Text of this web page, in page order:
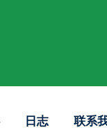
日志 联系